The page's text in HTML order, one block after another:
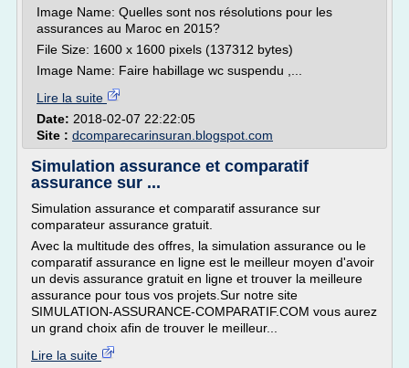
Image Name: Quelles sont nos résolutions pour les
assurances au Maroc en 2015?
File Size: 1600 x 1600 pixels (137312 bytes)
Image Name: Faire habillage wc suspendu ,...
Lire la suite
Date: 2018-02-07 22:22:05
Site : dcomparecarinsuran.blogspot.com
Simulation assurance et comparatif
assurance sur ...
Simulation assurance et comparatif assurance sur
comparateur assurance gratuit.
Avec la multitude des offres, la simulation assurance ou le
comparatif assurance en ligne est le meilleur moyen d'avoir
un devis assurance gratuit en ligne et trouver la meilleure
assurance pour tous vos projets.Sur notre site
SIMULATION-ASSURANCE-COMPARATIF.COM vous aurez
un grand choix afin de trouver le meilleur...
Lire la suite